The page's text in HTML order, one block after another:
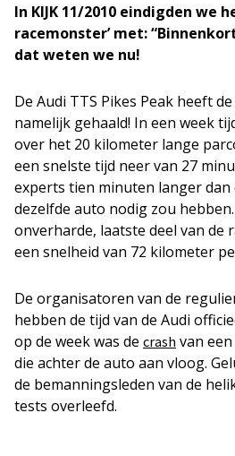
In KIJK 11/2010 eindigden we
racemonster’ met:
dat weten we nu!
De Audi TTS Pikes Peak heeft
namelijk gehaald! In een week
over het 20 kilometer lange
een snelste tijd neer van 27
experts tien minuten langer
dezelfde auto nodig zou
onverharde, laatste deel van de
een snelheid van 72 kilometer
De organisatoren van de
hebben de tijd van de Audi
op de week was de crash van
die achter de auto aan vloog.
de bemanningsleden van de
tests overleefd.